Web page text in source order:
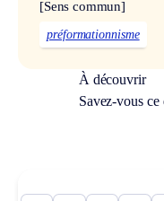
[Sens commun]
préformationnisme
À découvrir
Savez-vous